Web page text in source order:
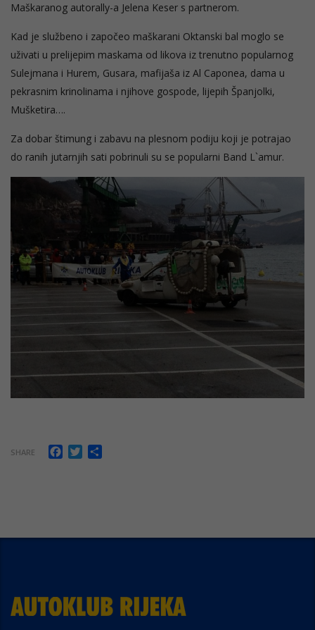
Maškaranog autorally-a Jelena Keser s partnerom.
Kad je službeno i započeo maškarani Oktanski bal moglo se
uživati u prelijepim maskama od likova iz trenutno popularnog
Sulejmana i Hurem, Gusara, mafijaša iz Al Caponea, dama u
pekrasnim krinolinama i njihove gospode, lijepih Španjolki,
Mušketira….
Za dobar štimung i zabavu na plesnom podiju koji je potrajao
do ranih jutarnjih sati pobrinuli su se popularni Band L`amur.
SHARE Facebook
Twitter